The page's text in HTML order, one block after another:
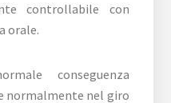
controllabile con
orale.
conseguenza
normalmente nel giro